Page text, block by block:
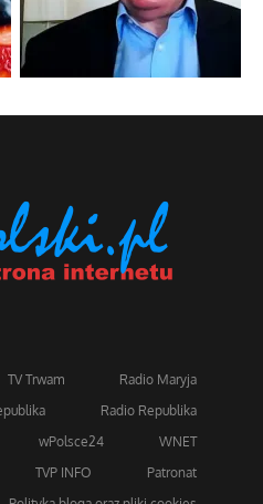
TV Trwam
Radio Maryja
Radio Republika
wPolsce24
WNET
TVP INFO
Patronat